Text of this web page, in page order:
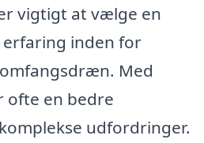
vigtigt at vælge en
inden for
Med
ofte en bedre
udfordringer.